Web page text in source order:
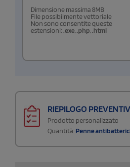
Dimensione massima 8MB
File possibilmente vettoriale
Non sono consentite queste
estensioni: .exe,.php,.html
RIEPILOGO
Prodotto personalizzato
Quantità: Penne